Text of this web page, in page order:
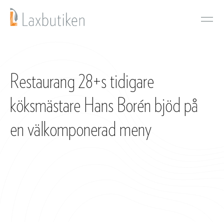
Restaurang 28+s tidigare
köksmästare Hans Borén bjöd på
en välkomponerad meny